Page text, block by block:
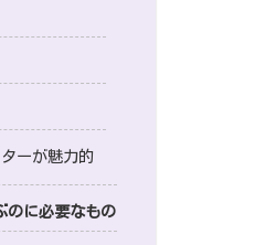
ーが魅力的
のに必要なもの